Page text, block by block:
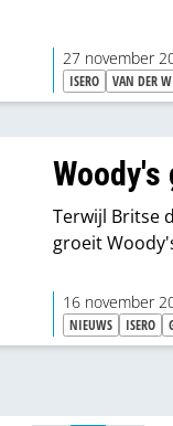
27 november
ISERO VAN DER
Woody's
Terwijl Britse
groeit
16 november
NIEUWS ISERO